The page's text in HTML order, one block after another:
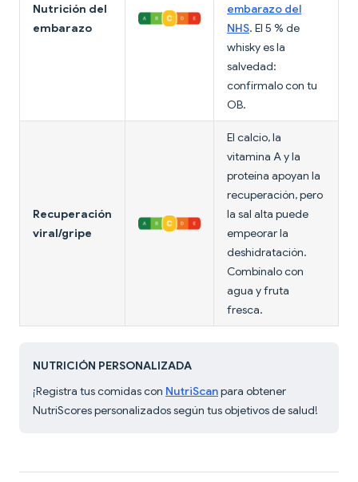
Nutrición del
embarazo
embarazo del
NHS. El 5 % de
whisky es la
salvedad:
confírmalo con tu
OB.
Recuperación
viral/gripe
El calcio, la
vitamina A y la
proteína apoyan la
recuperación, pero
la sal alta puede
empeorar la
deshidratación.
Combínalo con
agua y fruta
fresca.
NUTRICIÓN PERSONALIZADA
¡Registra tus comidas con NutriScanpara obtener
NutriScores personalizados según tus objetivos de salud!